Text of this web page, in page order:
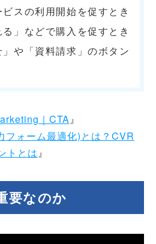
スの利用開始を促すとき
る」などで購入を促すとき
」や「資料請求」のボタン
｜CTA』
フォーム最適化)とは？CVR
トとは』
要なのか